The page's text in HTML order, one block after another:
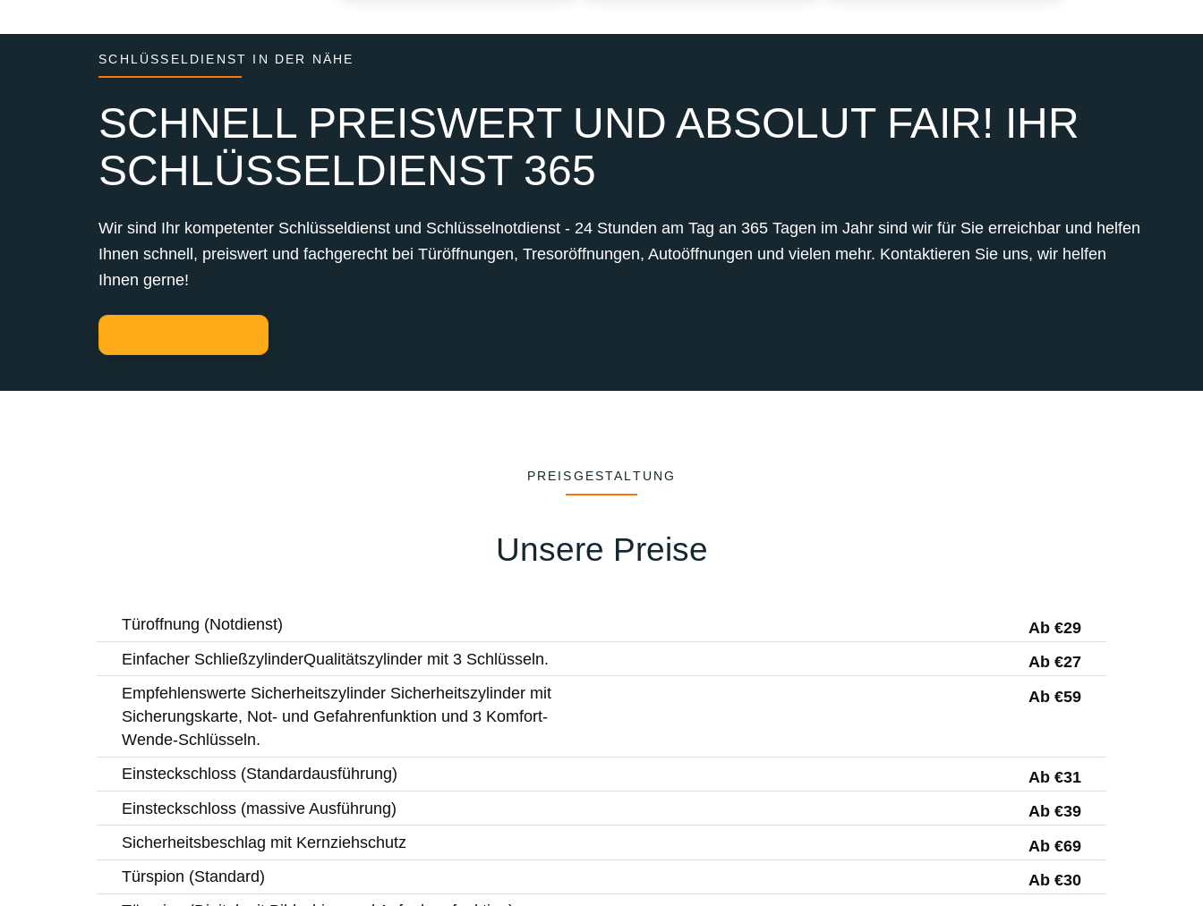
SCHLÜSSELDIENST IN DER NÄHE
SCHNELL PREISWERT UND ABSOLUT FAIR! IHR
SCHLÜSSELDIENST 365
Wir sind Ihr kompetenter Schlüsseldienst und Schlüsselnotdienst - 24 Stunden am Tag an 365 Tagen im Jahr sind wir für Sie erreichbar und helfen
Ihnen schnell, preiswert und fachgerecht bei Türöffnungen, Tresoröffnungen, Autoöffnungen und vielen mehr. Kontaktieren Sie uns, wir helfen
Ihnen gerne!
PREISGESTALTUNG
Unsere Preise
Türoffnung (Notdienst)
Ab €29
Einfacher SchließzylinderQualitätszylinder mit 3 Schlüsseln.
Ab €27
Empfehlenswerte Sicherheitszylinder Sicherheitszylinder mit
Sicherungskarte, Not- und Gefahrenfunktion und 3 Komfort-
Wende-Schlüsseln.
Ab €59
Einsteckschloss (Standardausführung)
Ab €31
Einsteckschloss (massive Ausführung)
Ab €39
Sicherheitsbeschlag mit Kernziehschutz
Ab €69
Türspion (Standard)
Ab €30